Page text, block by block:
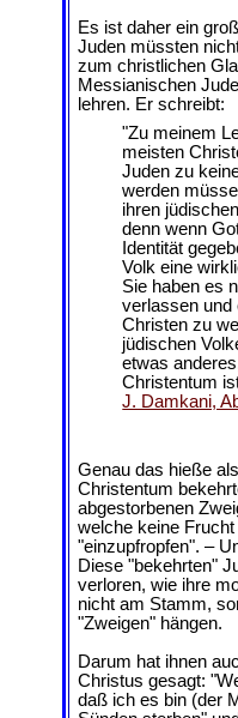
Es ist daher ein
Juden müssten
zum christlichen
Messianischen
lehren. Er schreibt:
"Zu meinem
meisten
Juden zu
werden
ihren
denn wenn
Identität
Volk eine
Sie haben es
verlassen und
Christen zu
jüdischen
etwas
Christentum
J. Damkani,
Genau das hieße
Christentum
abgestorbenen
welche keine
"einzupfropfen". –
Diese "bekehrten"
verloren, wie ihre
nicht am Stamm,
"Zweigen" hängen.
Darum hat ihnen
Christus gesagt:
daß ich es bin (der